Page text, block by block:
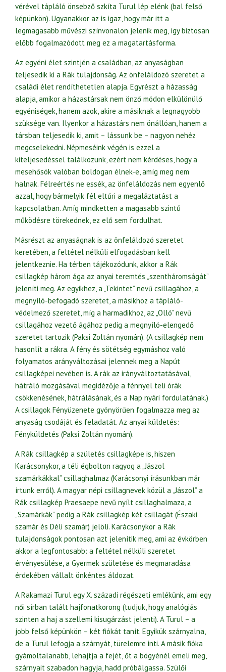
vérével tápláló önsebző szkíta Turul lép elénk (bal felső
képünkön). Ugyanakkor az is igaz, hogy már itt a
legmagasabb művészi színvonalon jelenik meg, így biztosan
előbb fogalmazódott meg ez a magatartásforma.
Az egyéni élet szintjén a családban, az anyaságban
teljesedik ki a Rák tulajdonság. Az önfeláldozó szeretet a
családi élet rendíthetetlen alapja. Egyrészt a házasság
alapja, amikor a házastársak nem önző módon elkülönülő
egyéniségek, hanem azok, akire a másiknak a legnagyobb
szüksége van. Ilyenkor a házastárs nem önállóan, hanem a
társban teljesedik ki, amit – lássunk be – nagyon nehéz
megcselekedni. Népmeséink végén is ezzel a
kiteljesedéssel találkozunk, ezért nem kérdéses, hogy a
mesehősök valóban boldogan élnek-e, amíg meg nem
halnak. Félreértés ne essék, az önfeláldozás nem egyenlő
azzal, hogy bármelyik fél eltűri a megaláztatást a
kapcsolatban. Amíg mindketten a magasabb szintű
működésre törekednek, ez elő sem fordulhat.
Másrészt az anyaságnak is az önfeláldozó szeretet
keretében, a feltétel nélküli elfogadásban kell
jelentkeznie. Ha térben tájékozódunk, akkor a Rák
csillagkép három ága az anyai teremtés „szentháromságát”
jeleníti meg. Az egyikhez, a „Tekintet” nevű csillagához, a
megnyíló-befogadó szeretet, a másikhoz a tápláló-
védelmező szeretet, míg a harmadikhoz, az „Olló” nevű
csillagához vezető ágához pedig a megnyíló-elengedő
szeretet tartozik (Paksi Zoltán nyomán). (A csillagkép nem
hasonlít a rákra. A fény és sötétség egymáshoz való
folyamatos arányváltozásai jelennek meg a Napút
csillagképei nevében is. A rák az irányváltoztatásával,
hátráló mozgásával megidézője a fénnyel teli órák
csökkenésének, hátrálásának, és a Nap nyári fordulatának.)
A csillagok Fényüzenete gyönyörűen fogalmazza meg az
anyaság csodáját és feladatát. Az anyai küldetés:
Fényküldetés (Paksi Zoltán nyomán).
A Rák csillagkép a születés csillagképe is, hiszen
Karácsonykor, a téli égbolton ragyog a „Jászol
szamárkákkal” csillaghalmaz (Karácsonyi írásunkban már
írtunk erről). A magyar népi csillagnevek közül a „Jászol” a
Rák csillagkép Praesaepe nevű nyílt csillaghalmaza, a
„Szamárkák” pedig a Rák csillagkép két csillagát (Északi
szamár és Déli szamár) jelöli. Karácsonykor a Rák
tulajdonságok pontosan azt jelenítik meg, ami az évkörben
akkor a legfontosabb: a feltétel nélküli szeretet
érvényesülése, a Gyermek születése és megmaradása
érdekében vállalt önkéntes áldozat.
A Rakamazi Turul egy X. századi régészeti emlékünk, ami egy
női sírban talált hajfonatkorong (tudjuk, hogy analógiás
szinten a haj a szellemi kisugárzást jelenti). A Turul – a
jobb felső képünkön – két fiókát tanít. Egyikük szárnyalna,
de a Turul lefogja a szárnyát, türelemre inti. A másik fióka
gyámoltalanabb, lehajtja a fejét, őt a bögyénél emeli meg,
szárnyait szabadon hagyja, hadd próbálgassa. Szülői